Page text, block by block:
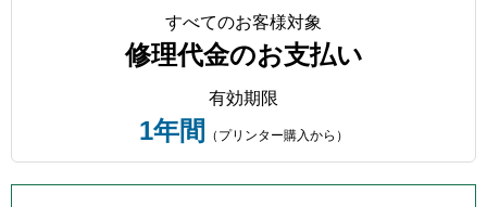
すべてのお客様対象
修理代金のお支払い
有効期限
1年間 （プリンター購入から）